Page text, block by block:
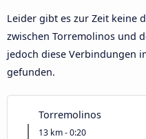
Leider gibt es zur Zeit keine
zwischen Torremolinos und
jedoch diese Verbindungen
gefunden.
Torremolinos
13 km - 0:20